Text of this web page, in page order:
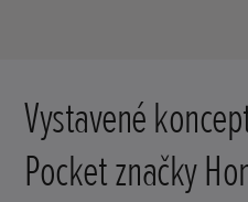
Vystavené
Pocket značky